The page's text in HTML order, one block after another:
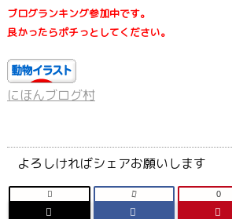
ブログランキング参加中です。
良かったらポチっとしてください。
にほんブログ村
よろしければシェアお願いします
 0